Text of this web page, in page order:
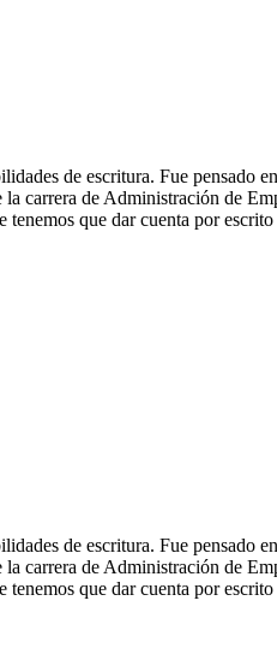
de escritura. Fue pensado
carrera de Administración de
que dar cuenta por escrito
de escritura. Fue pensado
carrera de Administración de
que dar cuenta por escrito